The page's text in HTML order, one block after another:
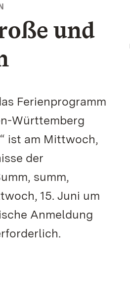
und
Ferienprogramm
Württemberg
ist am Mittwoch,
der
summ,
15. Juni um
Anmeldung